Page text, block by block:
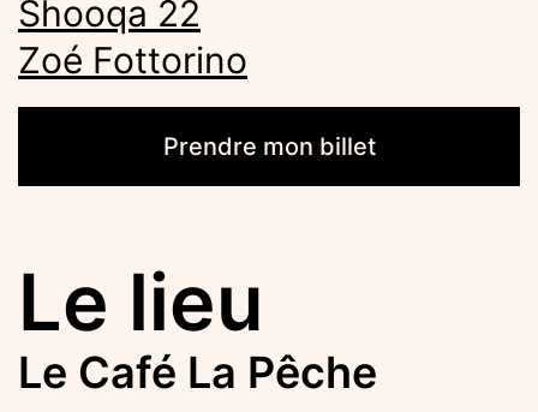
Shooqa 22
Zoé Fottorino
Prendre mon billet
Le lieu
Le Café La Pêche